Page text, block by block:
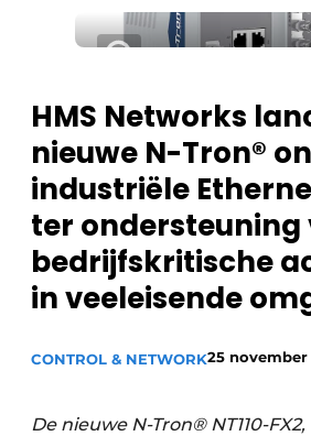
Meest gelezen
Nieuwsbrief
Privacy / Cookie statement
Vacature aanmelden
Vacatures
Video’s
HMS Networks
nieuwe N-Tron®
industriële
ter ondersteuning
bedrijfskritische
in veeleisende
CONTROL & NETWORK25 november
De nieuwe N-Tron® NT110-FX2,